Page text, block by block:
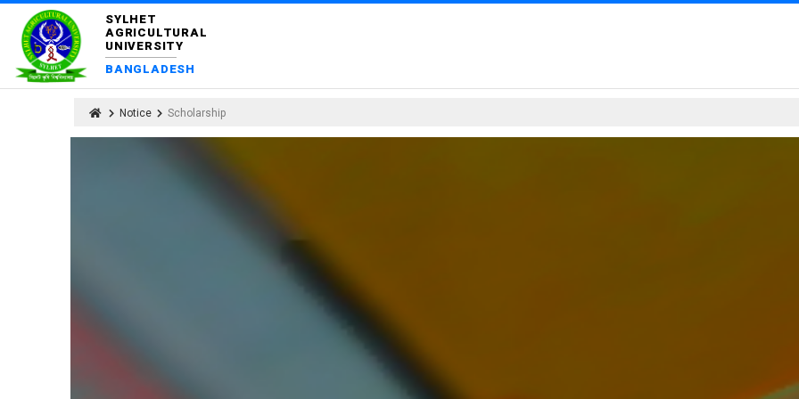
SYLHET
AGRICULTURAL
UNIVERSITY
BANGLADESH
Notice Scholarship